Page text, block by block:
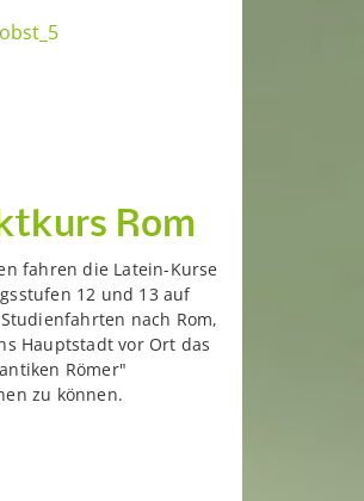
Rom
fahren die Latein-Kurse
12 und 13 auf
nach Rom,
Hauptstadt vor Ort das
Römer"
zu können.